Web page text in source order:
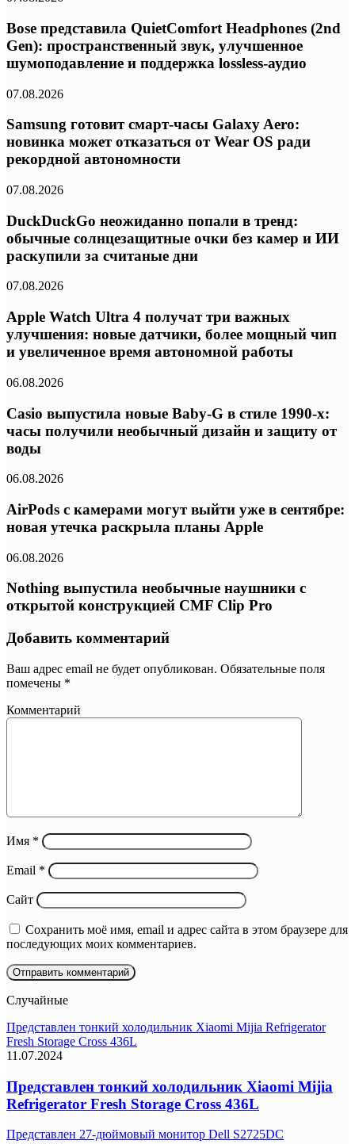
Bose представила QuietComfort Headphones (2nd
Gen): пространственный звук, улучшенное
шумоподавление и поддержка lossless-аудио
07.08.2026
Samsung готовит смарт-часы Galaxy Aero:
новинка может отказаться от Wear OS ради
рекордной автономности
07.08.2026
DuckDuckGo неожиданно попали в тренд:
обычные солнцезащитные очки без камер и ИИ
раскупили за считаные дни
07.08.2026
Apple Watch Ultra 4 получат три важных
улучшения: новые датчики, более мощный чип
и увеличенное время автономной работы
06.08.2026
Casio выпустила новые Baby-G в стиле 1990-х:
часы получили необычный дизайн и защиту от
воды
06.08.2026
AirPods с камерами могут выйти уже в сентябре:
новая утечка раскрыла планы Apple
06.08.2026
Nothing выпустила необычные наушники с
открытой конструкцией CMF Clip Pro
Добавить комментарий
Ваш адрес email не будет опубликован. Обязательные поля
помечены *
Комментарий
Имя *
Email *
Сайт
Сохранить моё имя, email и адрес сайта в этом браузере для
последующих моих комментариев.
Случайные
Представлен тонкий холодильник Xiaomi Mijia Refrigerator
Fresh Storage Cross 436L
11.07.2024
Представлен тонкий холодильник Xiaomi Mijia
Refrigerator Fresh Storage Cross 436L
Представлен 27-дюймовый монитор Dell S2725DC